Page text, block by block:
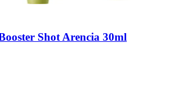
Shot Arencia 30ml